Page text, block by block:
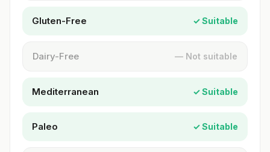
Gluten-Free ✓ Suitable
Dairy-Free — Not suitable
Mediterranean ✓ Suitable
Paleo ✓ Suitable